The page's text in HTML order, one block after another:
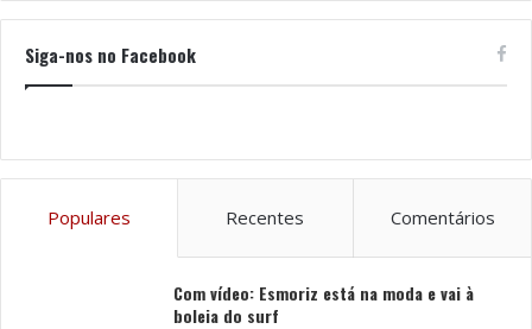
Siga-nos no Facebook
Populares Recentes Comentários
Com vídeo: Esmoriz está na moda e vai à
boleia do surf